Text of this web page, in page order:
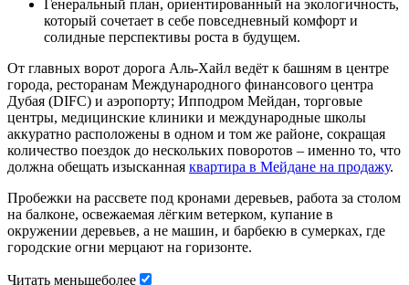
Генеральный план, ориентированный на экологичность,
который сочетает в себе повседневный комфорт и
солидные перспективы роста в будущем.
От главных ворот дорога Аль-Хайл ведёт к башням в центре
города, ресторанам Международного финансового центра
Дубая (DIFC) и аэропорту; Ипподром Мейдан, торговые
центры, медицинские клиники и международные школы
аккуратно расположены в одном и том же районе, сокращая
количество поездок до нескольких поворотов – именно то, что
должна обещать изысканная квартира в Мейдане на продажу.
Пробежки на рассвете под кронами деревьев, работа за столом
на балконе, освежаемая лёгким ветерком, купание в
окружении деревьев, а не машин, и барбекю в сумерках, где
городские огни мерцают на горизонте.
Читать меньшеболее